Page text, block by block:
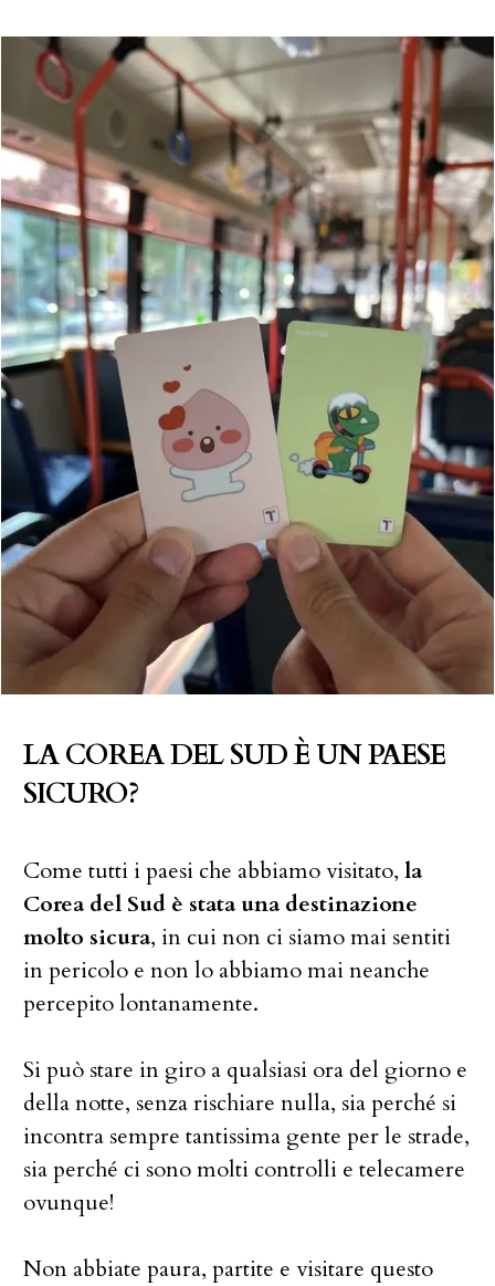
LA COREA DEL SUD È UN PAESE
SICURO?
Come tutti i paesi che abbiamo visitato, la
Corea del Sud è stata una destinazione
molto sicura, in cui non ci siamo mai sentiti
in pericolo e non lo abbiamo mai neanche
percepito lontanamente.
Si può stare in giro a qualsiasi ora del giorno e
della notte, senza rischiare nulla, sia perché si
incontra sempre tantissima gente per le strade,
sia perché ci sono molti controlli e telecamere
ovunque!
Non abbiate paura, partite e visitare questo